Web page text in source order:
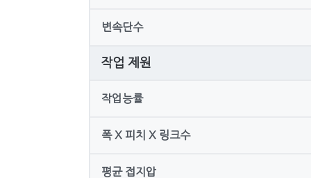
변속단수
작업 제원
작업능률
폭 X 피치 X 링크수
평균 접지압